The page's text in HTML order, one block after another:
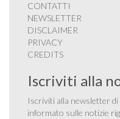
CONTATTI
NEWSLETTER
DISCLAIMER
PRIVACY
CREDITS
Iscriviti alla
Iscriviti alla newsletter
informato sulle notizie